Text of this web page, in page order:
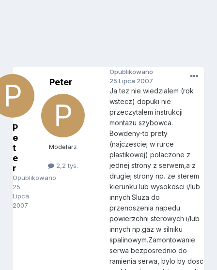
P
e
t
e
r
Opublikowano
25
Lipca
2007
Peter
Modelarz
2,2 tys.
Opublikowano
25 Lipca 2007
Ja tez nie wiedzialem (rok
wstecz) dopuki nie
przeczytalem instrukcji
montazu szybowca.
Bowdeny-to prety
(najczesciej w rurce
plastikowej) polaczone z
jednej strony z serwem,a z
drugiej strony np. ze sterem
kierunku lub wysokosci i/lub
innych.Sluza do
przenoszenia napedu
powierzchni sterowych i/lub
innych np.gaz w silniku
spalinowym.Zamontowanie
serwa bezposrednio do
ramienia serwa, bylo by dosc